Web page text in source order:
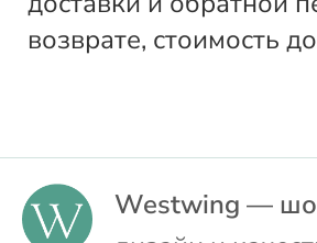
возврате, стоимость
Westwing —